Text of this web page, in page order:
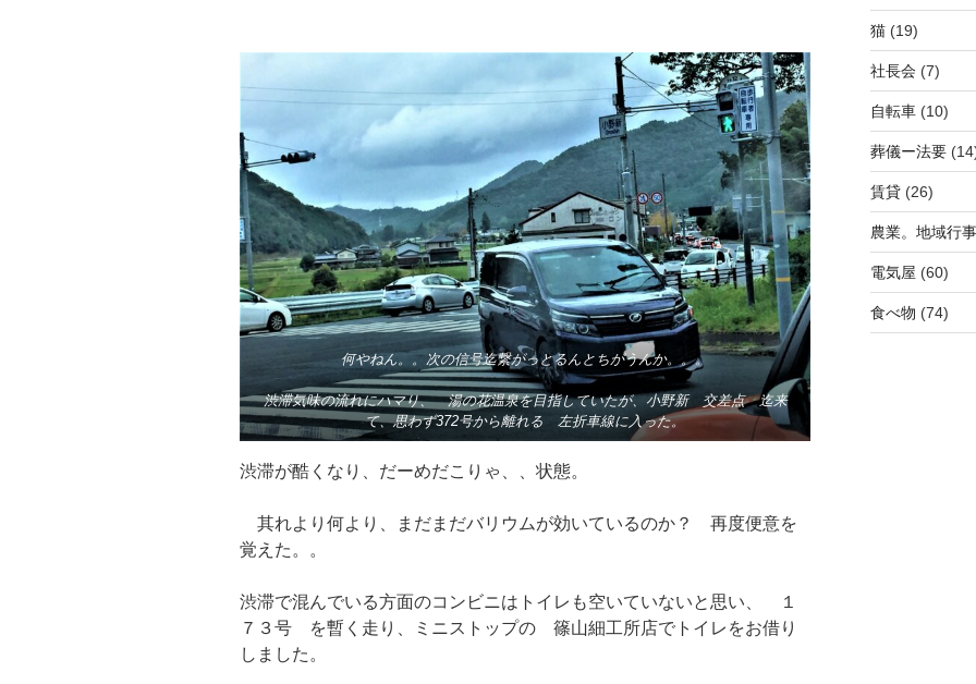
何やねん。。次の信号迄繋がっとるんとちがうんか。。。
渋滞気味の流れにハマり、 湯の花温泉を目指していたが、小野新 交差点 迄来
て、思わず372号から離れる 左折車線に入った。
渋滞が酷くなり、だーめだこりゃ、、状態。
其れより何より、まだまだバリウムが効いているのか？ 再度便意を
覚えた。。
渋滞で混んでいる方面のコンビニはトイレも空いていないと思い、 １
７３号 を暫く走り、ミニストップの 篠山細工所店でトイレをお借り
しました。
猫(19)
社長会(7)
自転車(10)
葬儀ー法要
賃貸(26)
農業。地域行事
電気屋 (60)
食べ物 (74)